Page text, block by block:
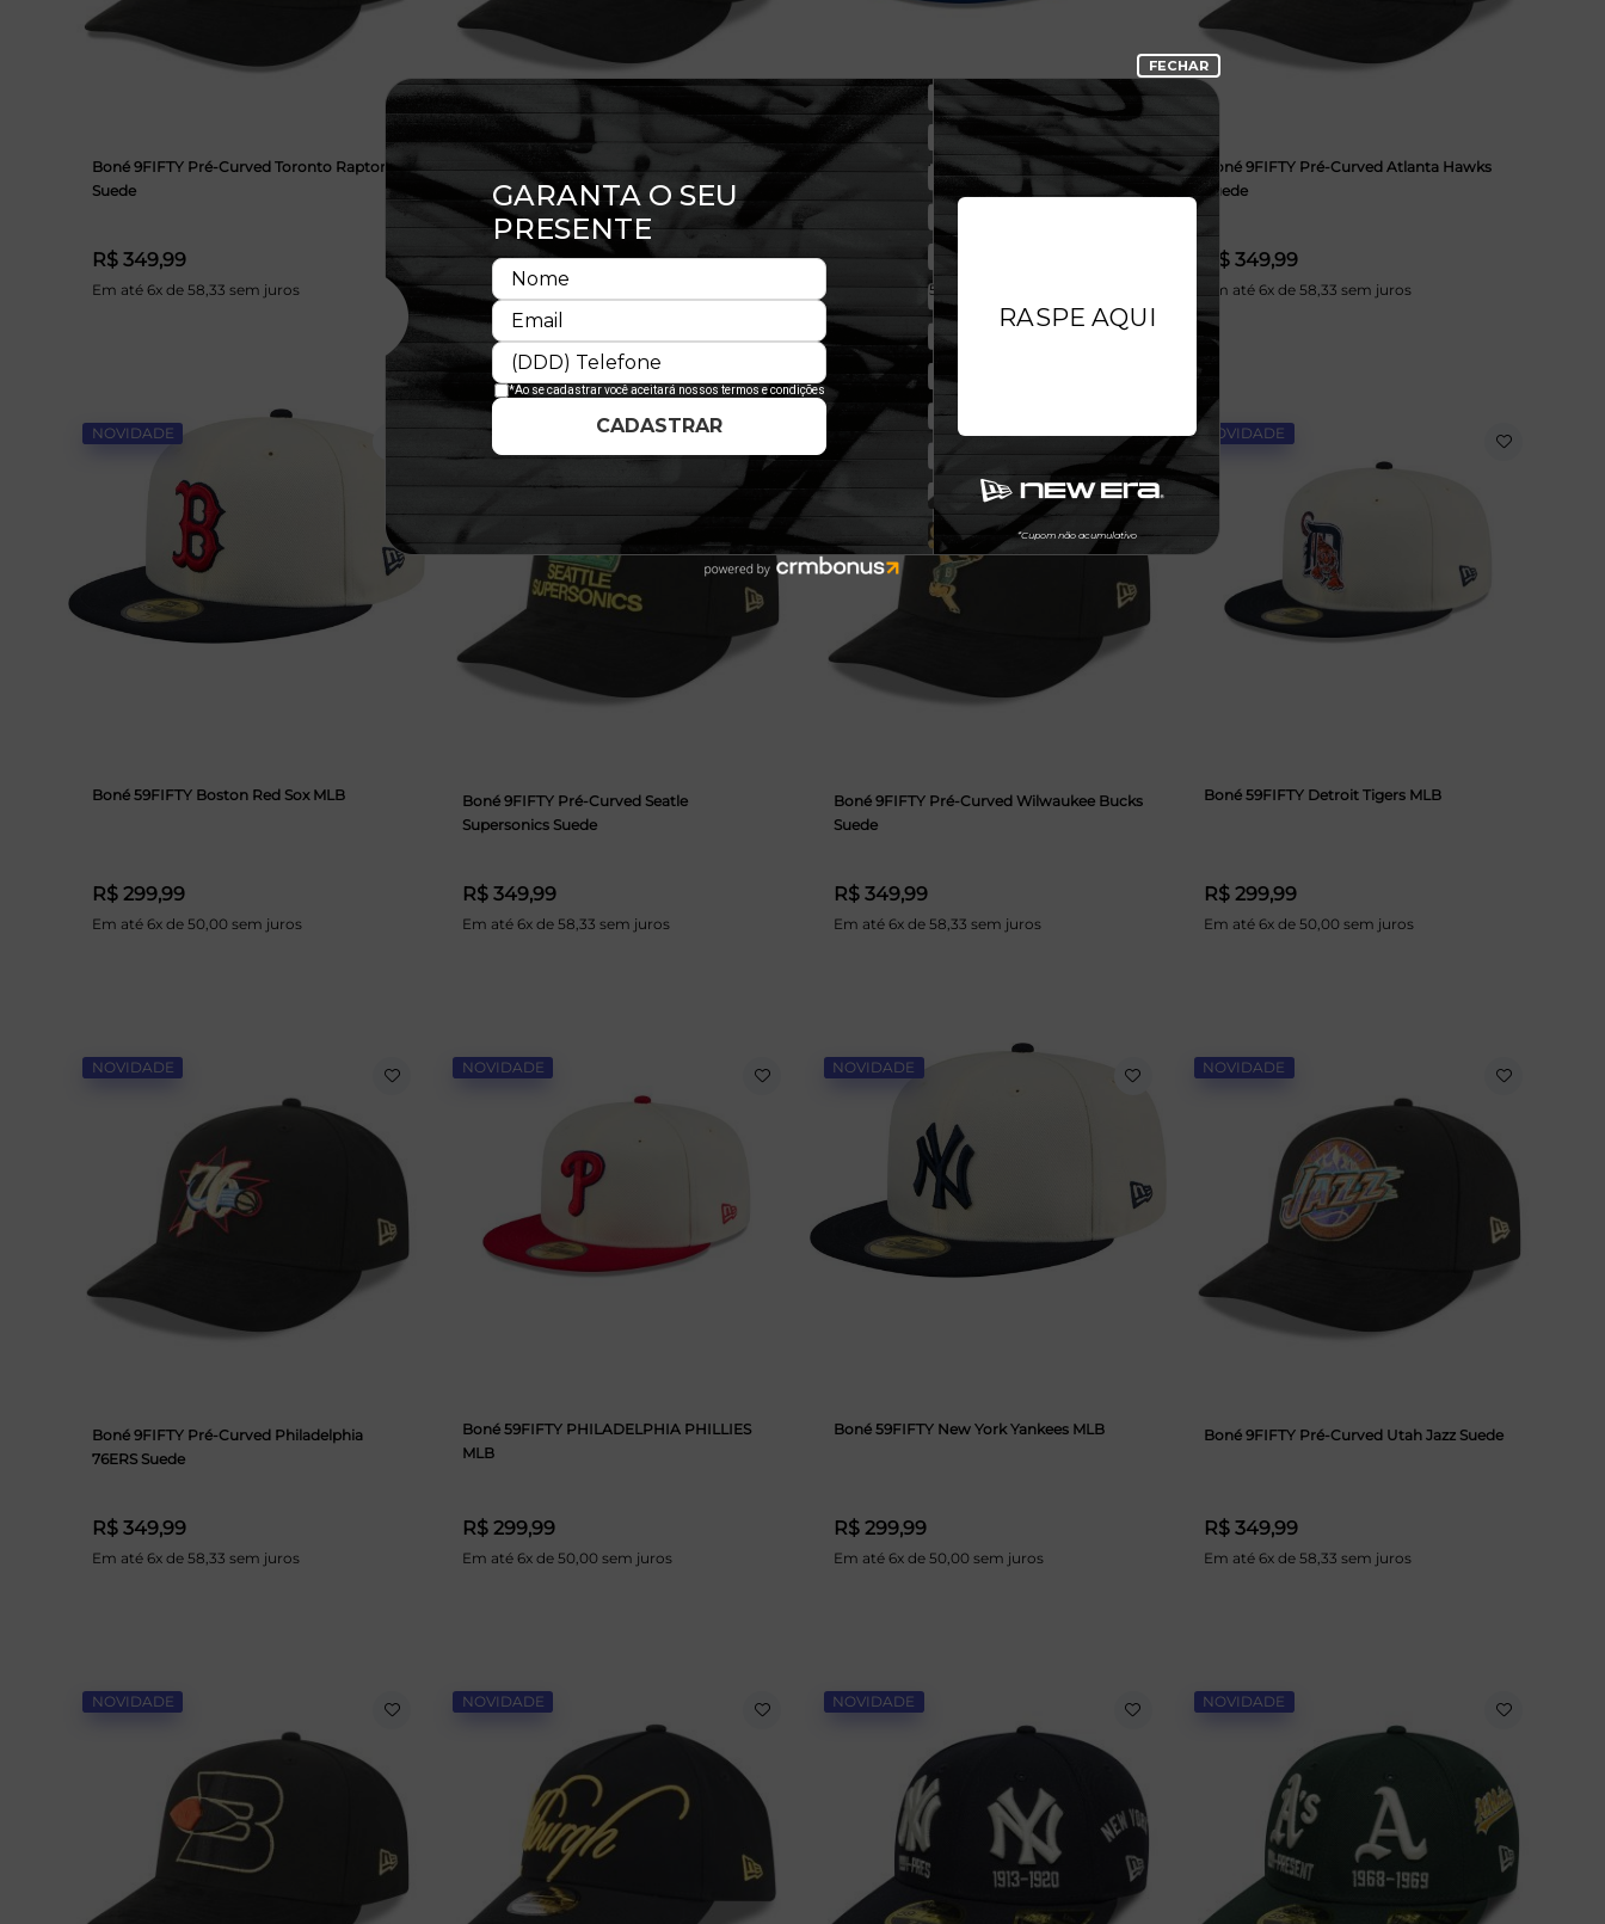
Boné 9FIFTY Pré-Curved Toronto Raptors
Suede
R$ 349,99
Em até 6x de 58,33 sem juros
Boné 9FIFTY Pré-Curved Boston Celtics
Suede
R$ 349,99
Em até 6x de 58,33 sem juros
Boné 59FIFTY Atlanta Braves MLB
Em até 6x de 50,00 sem juros
Boné 9FIFTY Pré-Curved Atlanta Hawks
Suede
R$ 349,99
Em até 6x de 58,33 sem juros
NOVIDADE
Boné 59FIFTY Boston Red Sox MLB
R$ 299,99
Em até 6x de 50,00 sem juros
NOVIDADE
Boné 9FIFTY Pré-Curved Seatle
Supersonics Suede
R$ 349,99
Em até 6x de 58,33 sem juros
NOVIDADE
Boné 9FIFTY Pré-Curved Wilwaukee Bucks
Suede
R$ 349,99
Em até 6x de 58,33 sem juros
NOVIDADE
Boné 59FIFTY Detroit Tigers MLB
R$ 299,99
Em até 6x de 50,00 sem juros
NOVIDADE
Boné 9FIFTY Pré-Curved Philadelphia
76ERS Suede
R$ 349,99
Em até 6x de 58,33 sem juros
NOVIDADE
Boné 59FIFTY PHILADELPHIA PHILLIES
MLB
R$ 299,99
Em até 6x de 50,00 sem juros
NOVIDADE
Boné 59FIFTY New York Yankees MLB
R$ 299,99
Em até 6x de 50,00 sem juros
NOVIDADE
Boné 9FIFTY Pré-Curved Utah Jazz Suede
R$ 349,99
Em até 6x de 58,33 sem juros
NOVIDADE NOVIDADE NOVIDADE NOVIDADE